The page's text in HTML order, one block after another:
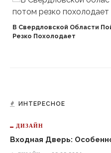
В Свердловской Области
Резко Похолодает
ИНТЕРЕСНОЕ
ДИЗАЙН
Входная Дверь: